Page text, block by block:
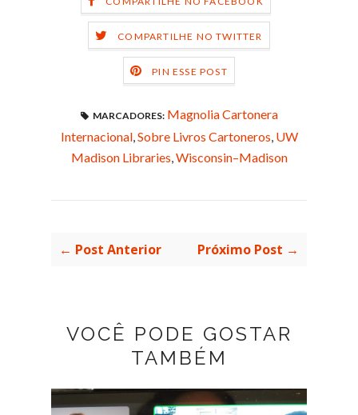
COMPARTILHE NO TWITTER
PIN ESSE POST
MARCADORES: Magnolia Cartonera
Internacional,Sobre Livros Cartoneros, UW
Madison Libraries,Wisconsin–Madison
← Post Anterior Próximo Post →
VOCÊ PODE GOSTAR
TAMBÉM